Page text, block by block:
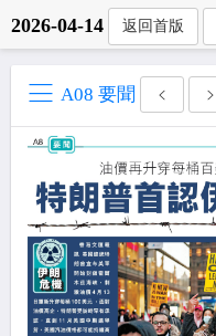
2026-04-14 返回首版
A08 要聞